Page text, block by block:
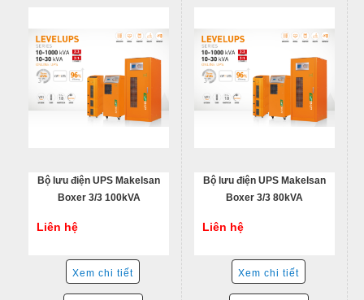
Bộ lưu điện UPS Makelsan
Boxer 3/3 100kVA
Liên hệ
Xem chi tiết
Bộ lưu điện UPS Makelsan
Boxer 3/3 80kVA
Liên hệ
Xem chi tiết